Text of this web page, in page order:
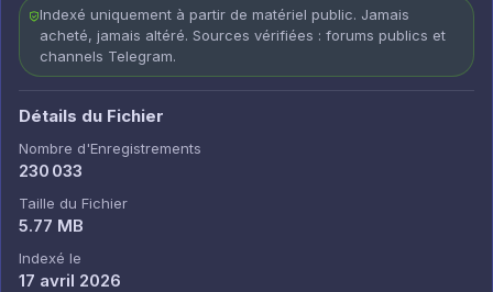
Indexé uniquement à partir de matériel public. Jamais
acheté, jamais altéré. Sources vérifiées : forums publics et
channels Telegram.
Détails du Fichier
Nombre d'Enregistrements
230 033
Taille du Fichier
5.77 MB
Indexé le
17 avril 2026